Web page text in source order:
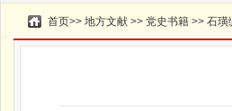
首页>> 地方文献 >> 党史书籍 >> 石璜